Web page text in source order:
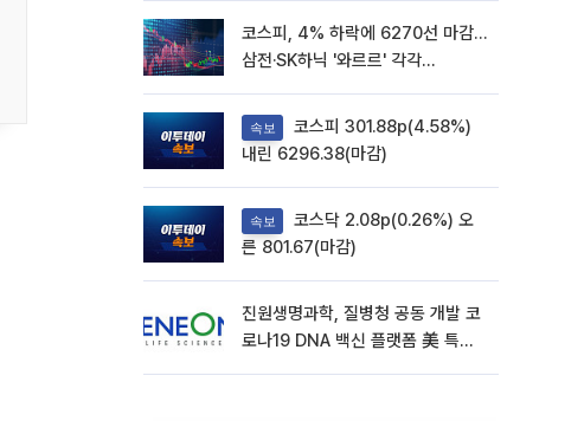
코스피, 4% 하락에 6270선 마감…
삼전·SK하닉 '와르르' 각각
속보
내린 6296.38(마감)
속보
른 801.67(마감)
진원생명과학, 질병청 공동 개발 코
로나19 DNA 백신 플랫폼 美 특허